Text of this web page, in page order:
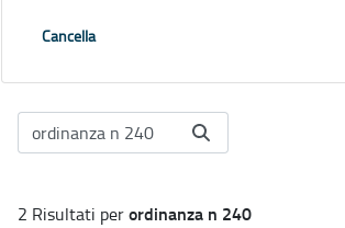
Cancella
2 Risultati perordinanza n 240